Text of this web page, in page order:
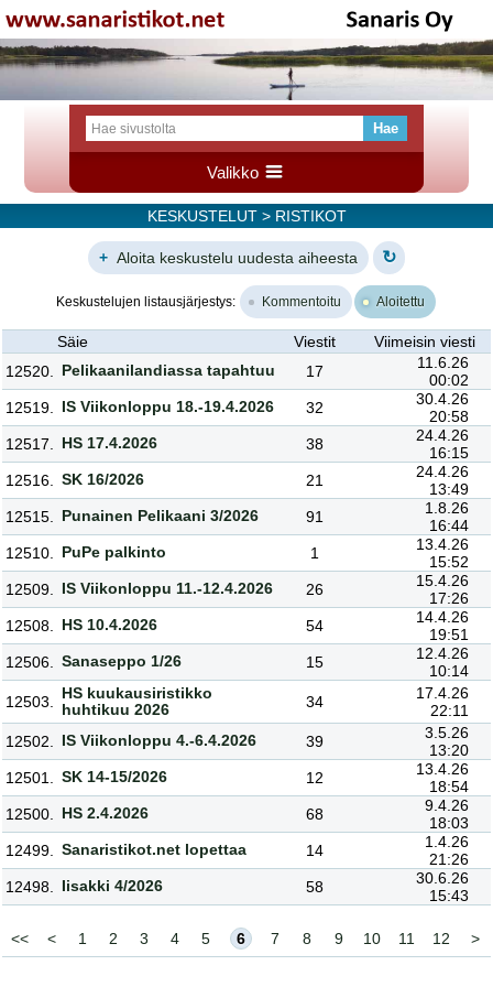
Valikko
KESKUSTELUT> RISTIKOT
+ Aloita keskustelu uudesta aiheesta ↻
Keskustelujen listausjärjestys: Kommentoitu Aloitettu
Säie Viestit
Viimeisin viesti
12520.
Pelikaanilandiassa tapahtuu 17
11.6.26
00:02
12519.
IS Viikonloppu 18.-19.4.2026 32
30.4.26
20:58
12517.
HS 17.4.2026 38
24.4.26
16:15
12516.
SK 16/2026 21
24.4.26
13:49
12515.
Punainen Pelikaani 3/2026 91
1.8.26
16:44
12510.
PuPe palkinto 1
13.4.26
15:52
12509.
IS Viikonloppu 11.-12.4.2026 26
15.4.26
17:26
12508.
HS 10.4.2026 54
14.4.26
19:51
12506.
Sanaseppo 1/26 15
12.4.26
10:14
12503.
HS kuukausiristikko
huhtikuu 2026
34
17.4.26
22:11
12502.
IS Viikonloppu 4.-6.4.2026 39
3.5.26
13:20
12501.
SK 14-15/2026 12
13.4.26
18:54
12500.
HS 2.4.2026 68
9.4.26
18:03
12499.
Sanaristikot.net lopettaa 14
1.4.26
21:26
12498.
Iisakki 4/2026 58
30.6.26
15:43
<< < 1 2 3 4 5 6 7 8 9 10 11 12 >